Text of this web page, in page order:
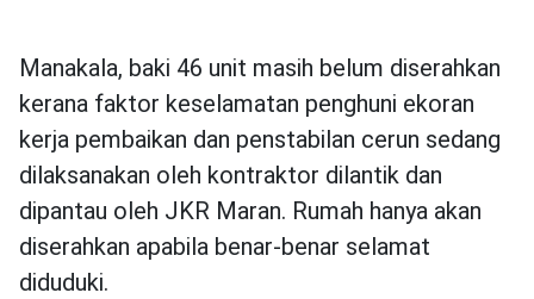
Manakala, baki 46 unit masih belum diserahkan
kerana faktor keselamatan penghuni ekoran
kerja pembaikan dan penstabilan cerun sedang
dilaksanakan oleh kontraktor dilantik dan
dipantau oleh JKR Maran. Rumah hanya akan
diserahkan apabila benar-benar selamat
diduduki.